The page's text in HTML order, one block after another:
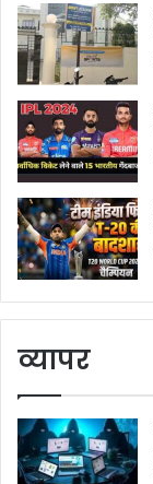
व्यापर